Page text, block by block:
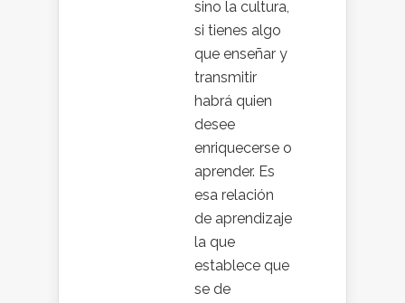
sino la cultura,
si tienes algo
que enseñar y
transmitir
habrá quien
desee
enriquecerse o
aprender. Es
esa relación
de aprendizaje
la que
establece que
se de